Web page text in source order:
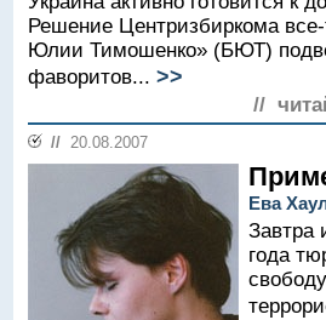
Решение Центризбиркома все-
Юлии Тимошенко» (БЮТ)
фаворитов... >>
//
// 20.08.2007
Ева
Завтра
года